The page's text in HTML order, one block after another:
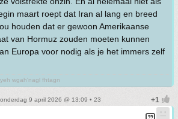
maart roept dat Iran al lang en breed
houden dat er gewoon Amerikaanse
van Hormuz zouden moeten kunnen
Europa voor nodig als je het immers zelf
wgah'nagl fhtagn
9 april 2026 @ 13:09 • 23